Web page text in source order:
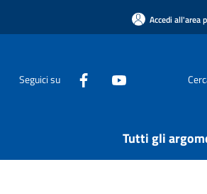
Accedi all'area
Seguici su
Tutti gli